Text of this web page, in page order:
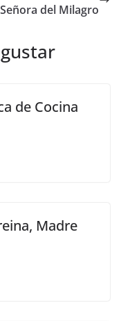
del Milagro
de Cocina
Madre